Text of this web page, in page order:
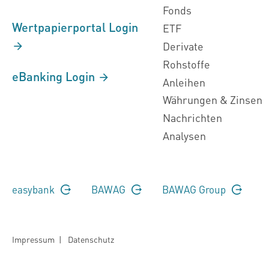
Wertpapierportal Login
eBanking Login
Fonds
ETF
Derivate
Rohstoffe
Anleihen
Währungen & Zinsen
Nachrichten
Analysen
easybank BAWAG BAWAG Group
Impressum | Datenschutz